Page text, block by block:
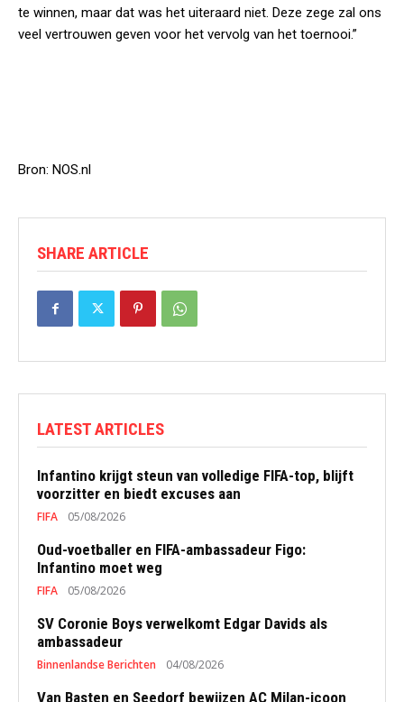
te winnen, maar dat was het uiteraard niet. Deze zege zal ons
veel vertrouwen geven voor het vervolg van het toernooi.”
Bron: NOS.nl
SHARE ARTICLE
LATEST ARTICLES
Infantino krijgt steun van volledige FIFA-top, blijft
voorzitter en biedt excuses aan
FIFA 05/08/2026
Oud-voetballer en FIFA-ambassadeur Figo:
Infantino moet weg
FIFA 05/08/2026
SV Coronie Boys verwelkomt Edgar Davids als
ambassadeur
Binnenlandse Berichten 04/08/2026
Van Basten en Seedorf bewijzen AC Milan-icoon